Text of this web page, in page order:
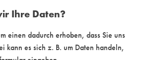
Ihre Daten?
einen dadurch erhoben, dass Sie uns
kann es sich z. B. um Daten handeln,